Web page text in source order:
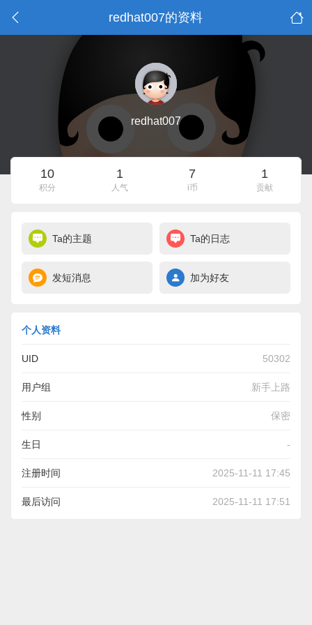
redhat007的资料
redhat007
10
积分
1
人气
7
i币
1
贡献
Ta的主题 Ta的日志
发短消息 加为好友
个人资料
UID 50302
用户组 新手上路
性别 保密
生日 -
注册时间 2025-11-11 17:45
最后访问 2025-11-11 17:51